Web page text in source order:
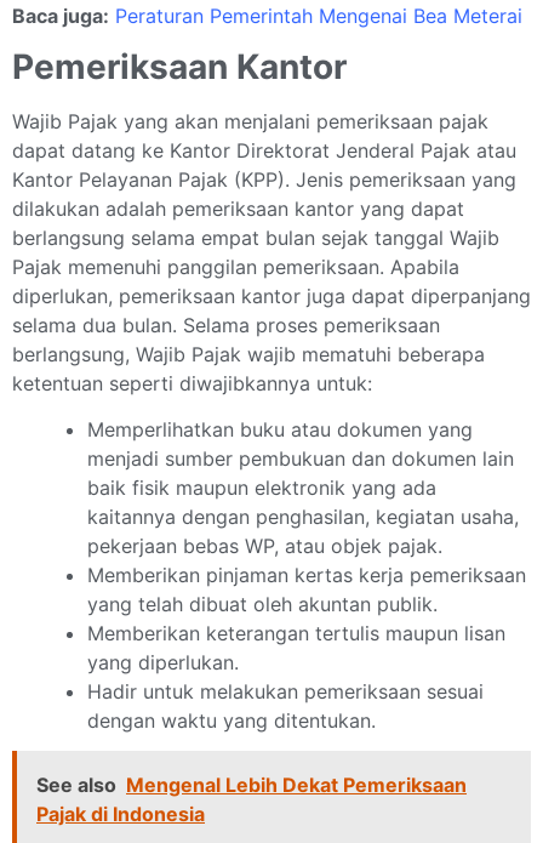
Baca juga: Peraturan Pemerintah Mengenai Bea Meterai
Pemeriksaan Kantor
Wajib Pajak yang akan menjalani pemeriksaan pajak
dapat datang ke Kantor Direktorat Jenderal Pajak atau
Kantor Pelayanan Pajak (KPP). Jenis pemeriksaan yang
dilakukan adalah pemeriksaan kantor yang dapat
berlangsung selama empat bulan sejak tanggal Wajib
Pajak memenuhi panggilan pemeriksaan. Apabila
diperlukan, pemeriksaan kantor juga dapat diperpanjang
selama dua bulan. Selama proses pemeriksaan
berlangsung, Wajib Pajak wajib mematuhi beberapa
ketentuan seperti diwajibkannya untuk:
Memperlihatkan buku atau dokumen yang
menjadi sumber pembukuan dan dokumen lain
baik fisik maupun elektronik yang ada
kaitannya dengan penghasilan, kegiatan usaha,
pekerjaan bebas WP, atau objek pajak.
Memberikan pinjaman kertas kerja pemeriksaan
yang telah dibuat oleh akuntan publik.
Memberikan keterangan tertulis maupun lisan
yang diperlukan.
Hadir untuk melakukan pemeriksaan sesuai
dengan waktu yang ditentukan.
See also Mengenal Lebih Dekat Pemeriksaan
Pajak di Indonesia